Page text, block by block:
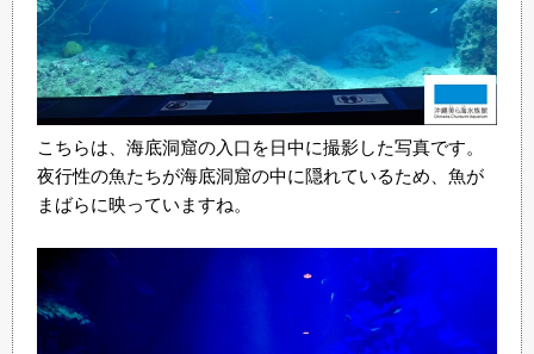
こちらは、海底洞窟の入口を日中に撮影した写真です。
夜行性の魚たちが海底洞窟の中に隠れているため、魚が
まばらに映っていますね。